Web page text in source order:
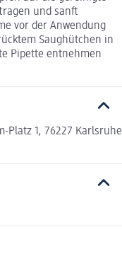
und sanft
vor der Anwendung
Saughütchen in
Pipette entnehmen
Platz 1, 76227 Karlsruhe